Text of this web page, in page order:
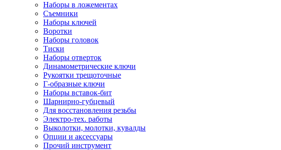
Наборы в ложементах
Съемники
Наборы ключей
Воротки
Наборы головок
Тиски
Наборы отверток
Динамометрические ключи
Рукоятки трещоточные
Г-образные ключи
Наборы вставок-бит
Шарнирно-губцевый
Для восстановления резьбы
Электро-тех. работы
Выколотки, молотки, кувалды
Опции и аксессуары
Прочий инструмент